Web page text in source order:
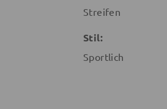
Streifen
Stil:
Sportlich